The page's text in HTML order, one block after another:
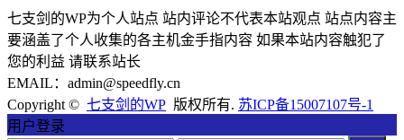
七支剑的WP为个人站点 站内评论不代表本站观点 站点内容主
要涵盖了个人收集的各主机金手指内容 如果本站内容触犯了
您的利益 请联系站长
EMAIL：admin@speedfly.cn
Copyright © 七支剑的WP 版权所有. 苏ICP备15007107号-1
用户登录